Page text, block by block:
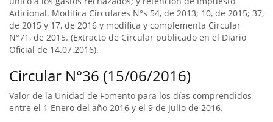
Adicional. Modifica Circulares N°s 54, de 2013; 10, de 2015; 37,
de 2015 y 17, de 2016 y modifica y complementa Circular
N°71, de 2015. (Extracto de Circular publicado en el Diario
Oficial de 14.07.2016).
Circular N°36 (15/06/2016)
Valor de la Unidad de Fomento para los días comprendidos
entre el 1 Enero del año 2016 y el 9 de Julio de 2016.